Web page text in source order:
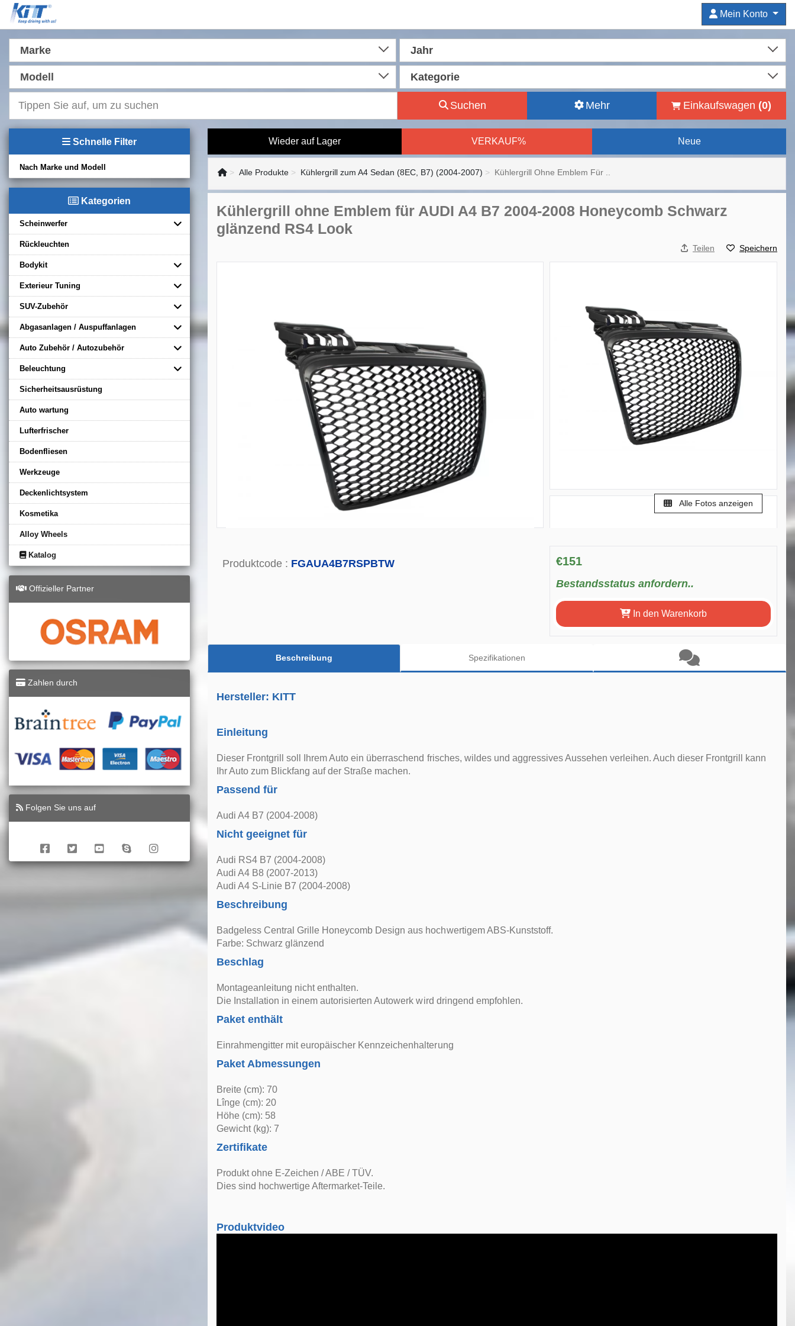
Mein Konto
Marke Jahr
Modell Kategorie
Suchen Mehr Einkaufswagen (0)
Schnelle Filter
Nach Marke und Modell
Kategorien
Scheinwerfer
Rückleuchten
Bodykit
Exterieur Tuning
SUV-Zubehör
Abgasanlagen / Auspuffanlagen
Auto Zubehör / Autozubehör
Beleuchtung
Sicherheitsausrüstung
Auto wartung
Lufterfrischer
Bodenfliesen
Werkzeuge
Deckenlichtsystem
Kosmetika
Alloy Wheels
Katalog
Offizieller Partner
Zahlen durch
Folgen Sie uns auf
Wieder auf Lager VERKAUF% Neue
Alle Produkte Kühlergrill zum A4 Sedan (8EC, B7) (2004-2007) Kühlergrill Ohne Emblem Für ..
Kühlergrill ohne Emblem für AUDI A4 B7 2004-2008 Honeycomb Schwarz
glänzend RS4 Look
Teilen Speichern
Alle Fotos anzeigen
Produktcode : FGAUA4B7RSPBTW €151
Bestandsstatus anfordern..
In den Warenkorb
Beschreibung Spezifikationen
Hersteller: KITT
Einleitung
Dieser Frontgrill soll Ihrem Auto ein überraschend frisches, wildes und aggressives Aussehen verleihen. Auch dieser Frontgrill kann
Ihr Auto zum Blickfang auf der Straße machen.
Passend für
Audi A4 B7 (2004-2008)
Nicht geeignet für
Audi RS4 B7 (2004-2008)
Audi A4 B8 (2007-2013)
Audi A4 S-Linie B7 (2004-2008)
Beschreibung
Badgeless Central Grille Honeycomb Design aus hochwertigem ABS-Kunststoff.
Farbe: Schwarz glänzend
Beschlag
Montageanleitung nicht enthalten.
Die Installation in einem autorisierten Autowerk wird dringend empfohlen.
Paket enthält
Einrahmengitter mit europäischer Kennzeichenhalterung
Paket Abmessungen
Breite (cm): 70
Lînge (cm): 20
Höhe (cm): 58
Gewicht (kg): 7
Zertifikate
Produkt ohne E-Zeichen / ABE / TÜV.
Dies sind hochwertige Aftermarket-Teile.
Produktvideo